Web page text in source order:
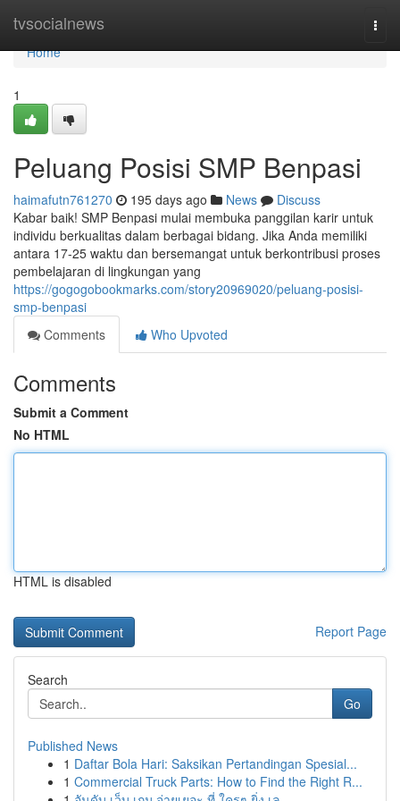
tvsocialnews
Home
Home
1
Peluang Posisi SMP Benpasi
haimafutn761270 195 days ago News
Discuss
Kabar baik! SMP Benpasi mulai membuka panggilan karir untuk
individu berkualitas dalam berbagai bidang. Jika Anda memiliki
antara 17-25 waktu dan bersemangat untuk berkontribusi proses
pembelajaran di lingkungan yang
https://gogogobookmarks.com/story20969020/peluang-posisi-
smp-benpasi
Comments
Who Upvoted
Comments
Submit a Comment
No HTML
HTML is disabled
Report Page
Search
Go
Published News
1 Daftar Bola Hari: Saksikan Pertandingan Spesial...
1 Commercial Truck Parts: How to Find the Right R...